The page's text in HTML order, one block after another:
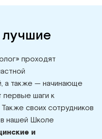
проходят
а также — начинающе
первые шаги к
своих сотрудников
нашей Школе
и